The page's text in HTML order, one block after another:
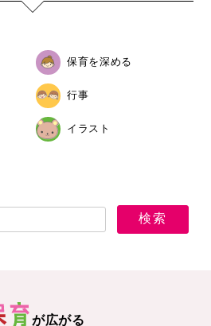
保育を深める
行事
イラスト
が広がる